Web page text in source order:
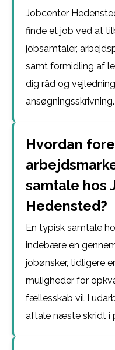
Jobcenter
finde et job ved at
jobsamtaler,
samt formidling af
dig råd og
ansøgningsskrivning.
Hvordan
samtale hos
Hedensted?
En typisk samtale
indebære en
jobønsker, tidligere
muligheder for
fællesskab vil I
aftale næste skridt i